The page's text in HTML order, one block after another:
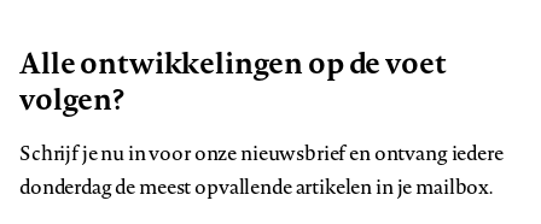
Alle ontwikkelingen op de voet
volgen?
Schrijf je nu in voor onze nieuwsbrief en ontvang iedere
donderdag de meest opvallende artikelen in je mailbox.